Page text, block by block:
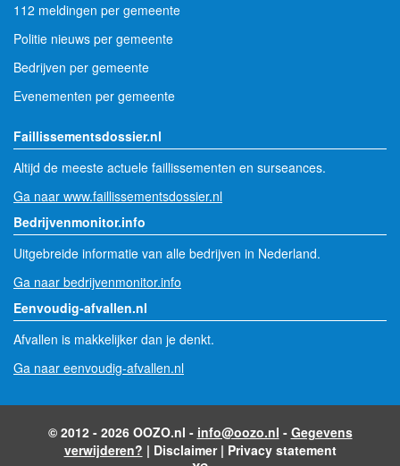
112 meldingen per gemeente
Politie nieuws per gemeente
Bedrijven per gemeente
Evenementen per gemeente
Faillissementsdossier.nl
Altijd de meeste actuele faillissementen en surseances.
Ga naar www.faillissementsdossier.nl
Bedrijvenmonitor.info
Uitgebreide informatie van alle bedrijven in Nederland.
Ga naar bedrijvenmonitor.info
Eenvoudig-afvallen.nl
Afvallen is makkelijker dan je denkt.
Ga naar eenvoudig-afvallen.nl
© 2012 - 2026 OOZO.nl - info@oozo.nl - Gegevens
verwijderen? | Disclaimer| Privacy statement